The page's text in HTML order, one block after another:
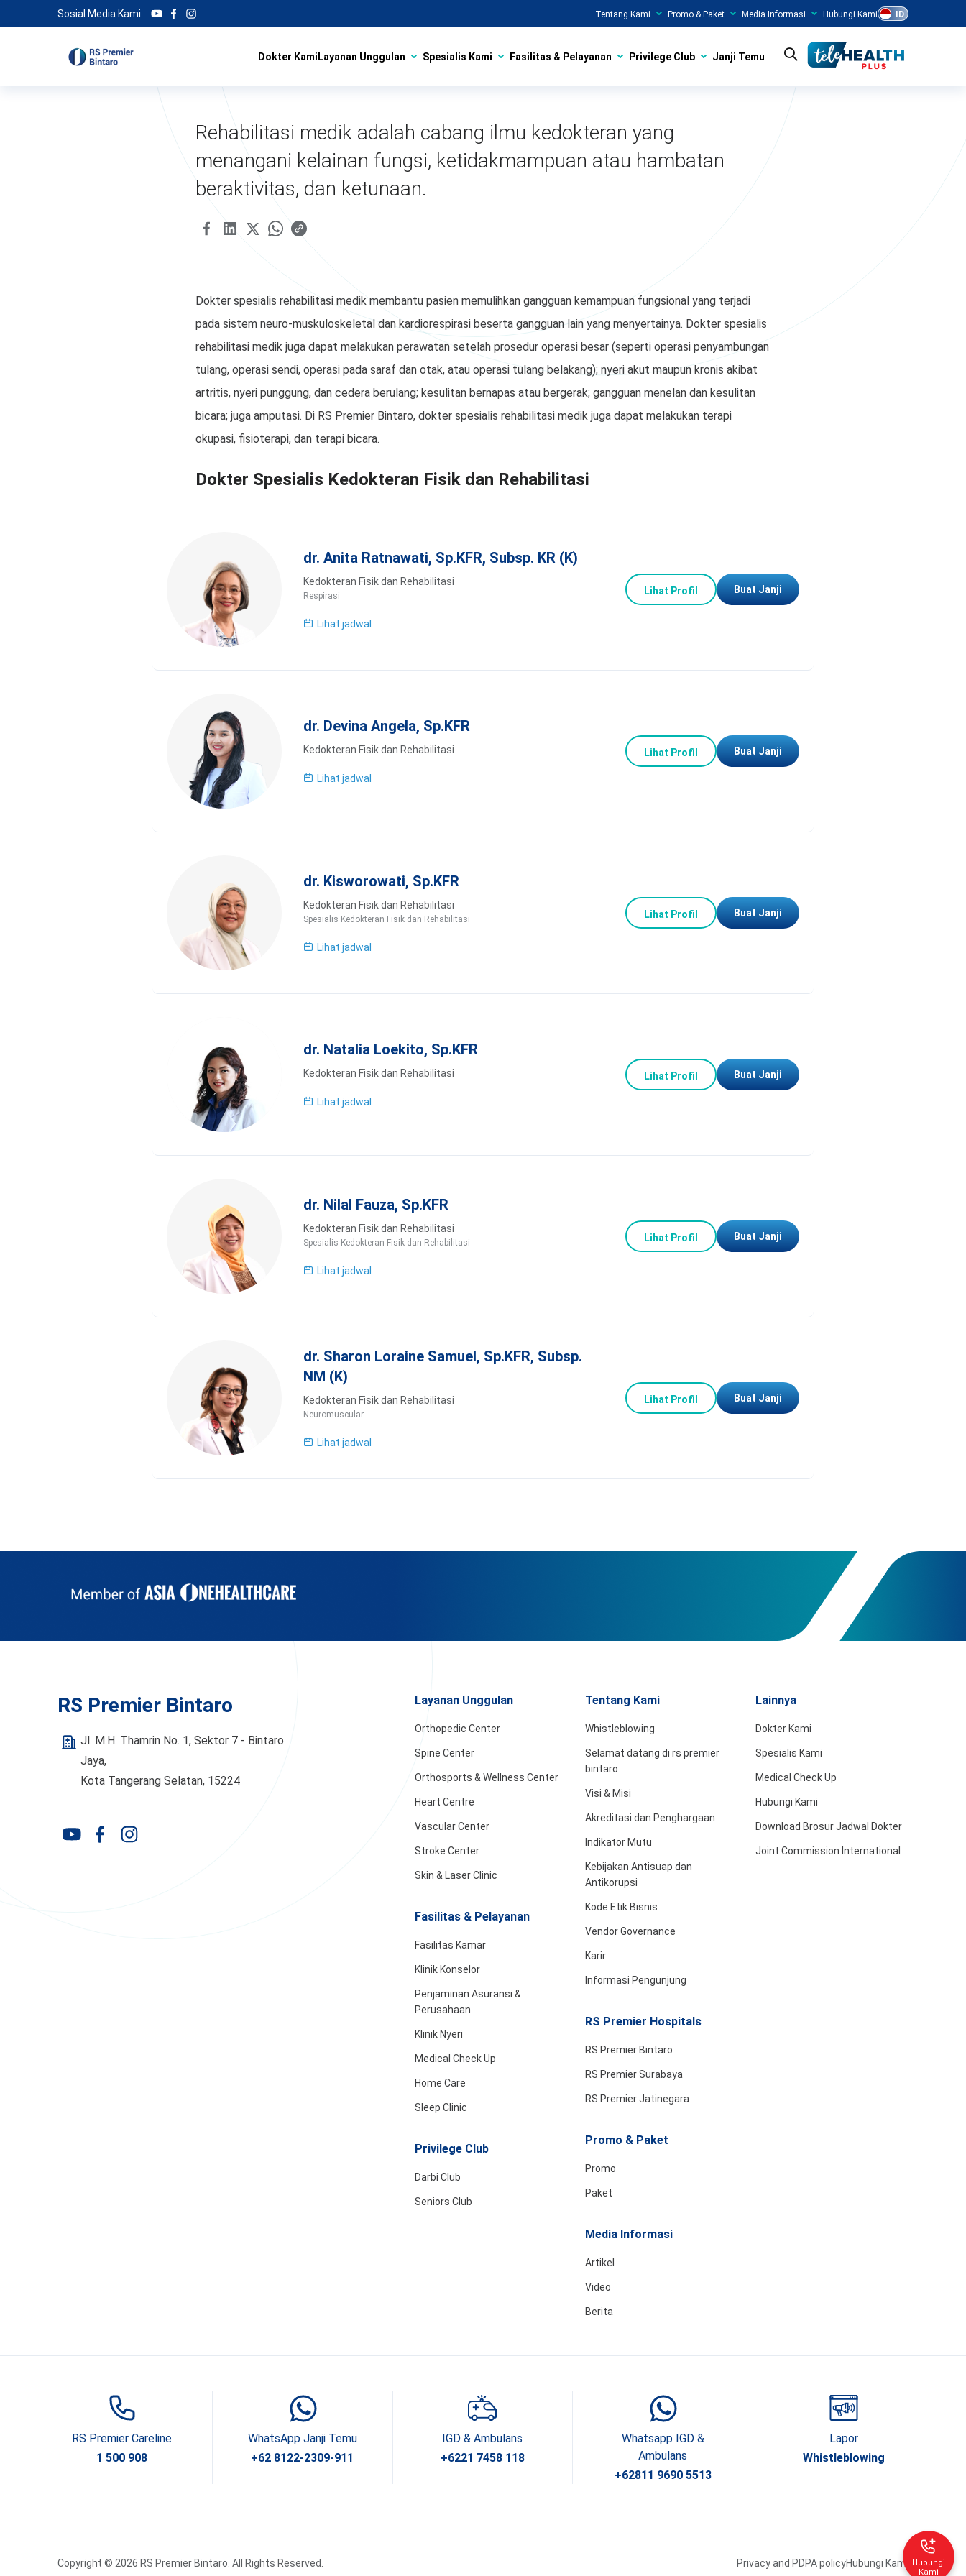
Sosial Media Kami Tentang Kami Promo & Paket Media Informasi Hubungi Kami ID
Dokter Kami Layanan Unggulan Spesialis Kami Fasilitas & Pelayanan Privilege Club Janji Temu
Hubungi
Kami
Rehabilitasi medik adalah cabang ilmu kedokteran yang
menangani kelainan fungsi, ketidakmampuan atau hambatan
beraktivitas, dan ketunaan.
Dokter spesialis rehabilitasi medik membantu pasien memulihkan gangguan kemampuan fungsional yang terjadi
pada sistem neuro-muskuloskeletal dan kardiorespirasi beserta gangguan lain yang menyertainya. Dokter spesialis
rehabilitasi medik juga dapat melakukan perawatan setelah prosedur operasi besar (seperti operasi penyambungan
tulang, operasi sendi, operasi pada saraf dan otak, atau operasi tulang belakang); nyeri akut maupun kronis akibat
artritis, nyeri punggung, dan cedera berulang; kesulitan bernapas atau bergerak; gangguan menelan dan kesulitan
bicara; juga amputasi. Di RS Premier Bintaro, dokter spesialis rehabilitasi medik juga dapat melakukan terapi
okupasi, fisioterapi, dan terapi bicara.
Dokter Spesialis Kedokteran Fisik dan Rehabilitasi
dr. Anita Ratnawati, Sp.KFR, Subsp. KR (K)
Kedokteran Fisik dan Rehabilitasi
Respirasi
Lihat jadwal
Lihat Profil Buat Janji
dr. Devina Angela, Sp.KFR
Kedokteran Fisik dan Rehabilitasi
Lihat jadwal
Lihat Profil Buat Janji
dr. Kisworowati, Sp.KFR
Kedokteran Fisik dan Rehabilitasi
Spesialis Kedokteran Fisik dan Rehabilitasi
Lihat jadwal
Lihat Profil Buat Janji
dr. Natalia Loekito, Sp.KFR
Kedokteran Fisik dan Rehabilitasi
Lihat jadwal
Lihat Profil Buat Janji
dr. Nilal Fauza, Sp.KFR
Kedokteran Fisik dan Rehabilitasi
Spesialis Kedokteran Fisik dan Rehabilitasi
Lihat jadwal
Lihat Profil Buat Janji
dr. Sharon Loraine Samuel, Sp.KFR, Subsp.
NM (K)
Kedokteran Fisik dan Rehabilitasi
Neuromuscular
Lihat jadwal
Lihat Profil Buat Janji
RS Premier Bintaro
Jl. M.H. Thamrin No. 1, Sektor 7 - Bintaro
Jaya,
Kota Tangerang Selatan, 15224
Layanan Unggulan
Orthopedic Center
Spine Center
Orthosports & Wellness Center
Heart Centre
Vascular Center
Stroke Center
Skin & Laser Clinic
Fasilitas & Pelayanan
Fasilitas Kamar
Klinik Konselor
Penjaminan Asuransi &
Perusahaan
Klinik Nyeri
Medical Check Up
Home Care
Sleep Clinic
Privilege Club
Darbi Club
Seniors Club
Tentang Kami
Whistleblowing
Selamat datang di rs premier
bintaro
Visi & Misi
Akreditasi dan Penghargaan
Indikator Mutu
Kebijakan Antisuap dan
Antikorupsi
Kode Etik Bisnis
Vendor Governance
Karir
Informasi Pengunjung
RS Premier Hospitals
RS Premier Bintaro
RS Premier Surabaya
RS Premier Jatinegara
Promo & Paket
Promo
Paket
Media Informasi
Artikel
Video
Berita
Lainnya
Dokter Kami
Spesialis Kami
Medical Check Up
Hubungi Kami
Download Brosur Jadwal Dokter
Joint Commission International
RS Premier Careline
1 500 908
WhatsApp Janji Temu
+62 8122-2309-911
IGD & Ambulans
+6221 7458 118
Whatsapp IGD &
Ambulans
+62811 9690 5513
Lapor
Whistleblowing
Copyright © 2026 RS Premier Bintaro. All Rights Reserved. Privacy and PDPA policyHubungi Kami